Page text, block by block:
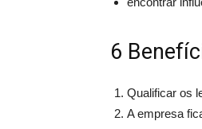
6
Qualificar os
A empresa